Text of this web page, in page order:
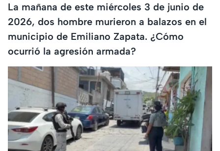
La mañana de este miércoles 3 de junio de
2026, dos hombre murieron a balazos en el
municipio de Emiliano Zapata. ¿Cómo
ocurrió la agresión armada?